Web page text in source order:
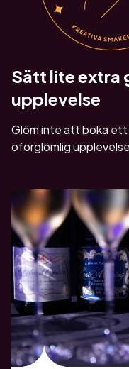
Sätt lite extra
upplevelse
Glöm inte att boka
oförglömlig